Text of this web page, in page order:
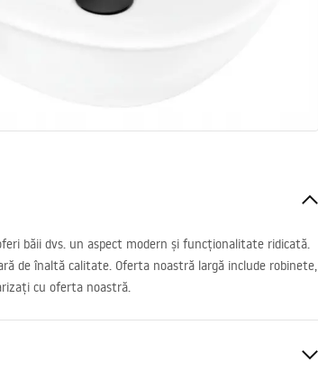
băii dvs. un aspect modern și funcționalitate ridicată.
de înaltă calitate. Oferta noastră largă include robinete,
cu oferta noastră.